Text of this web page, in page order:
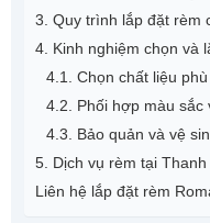
3. Quy trình lắp đặt rèm
4. Kinh nghiệm chọn và
4.1. Chọn chất liệu
4.2. Phối hợp màu sắc
4.3. Bảo quản và vệ
5. Dịch vụ rèm tại
Liên hệ lắp đặt rèm